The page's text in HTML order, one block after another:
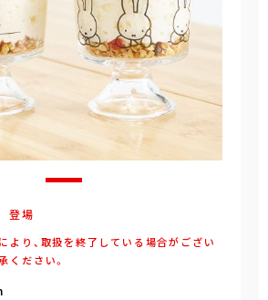
登場
より、取扱を終了している場合がござい
ください。